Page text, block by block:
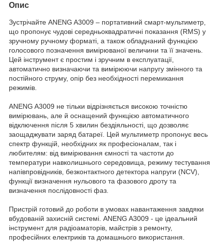
Опис
Зустрічайте ANENG A3009 – портативний смарт-мультиметр,
що пропонує чудові середньоквадратичні показання (RMS) у
зручному ручному форматі, а також обладнаний функцією
голосового позначення вимірюваної величини та її значень.
Цей інструмент є простим і зручним в експлуатації,
автоматично визначаючи та вимірюючи напругу змінного та
постійного струму, опір без необхідності перемикання
режимів.
ANENG A3009 не тільки відрізняється високою точністю
вимірювань, але й оснащений функцією автоматичного
відключення після 5 хвилин бездіяльності, що дозволяє
заощаджувати заряд батареї. Цей мультиметр пропонує весь
спектр функцій, необхідних як професіоналам, так і
любителям: від вимірювання ємності та частоти до
температури навколишнього середовища, режиму тестування
напівпровідників, безконтактного детектора напруги (NCV),
функції визначення нульового та фазового дроту та
визначення послідовності фаз.
Пристрій готовий до роботи в умовах навантаження завдяки
вбудованій захисній системі. ANENG A3009 - це ідеальний
інструмент для радіоаматорів, майстрів з ремонту,
професійних електриків та домашнього використання.